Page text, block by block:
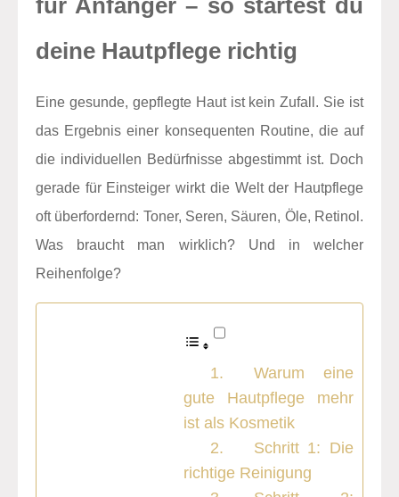
für Anfänger – so startest du
deine Hautpflege richtig
Eine gesunde, gepflegte Haut ist kein Zufall. Sie ist
das Ergebnis einer konsequenten Routine, die auf
die individuellen Bedürfnisse abgestimmt ist. Doch
gerade für Einsteiger wirkt die Welt der Hautpflege
oft überfordernd: Toner, Seren, Säuren, Öle, Retinol.
Was braucht man wirklich? Und in welcher
Reihenfolge?
Warum eine
gute Hautpflege mehr
ist als Kosmetik
Schritt 1: Die
richtige Reinigung